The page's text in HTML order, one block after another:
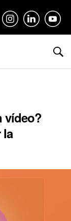
vídeo?
la